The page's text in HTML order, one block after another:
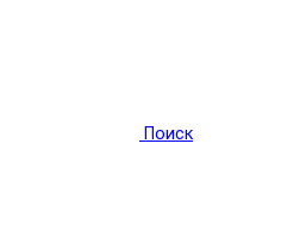
Поиск